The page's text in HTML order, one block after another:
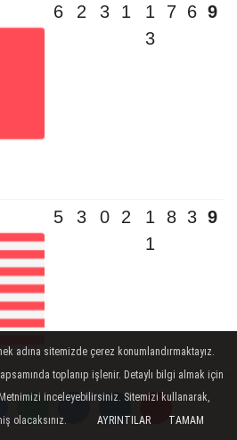
6 2 3 1
1
3
7 6 9
5 3 0 2
1
1
8 3 9
4 2 0
1
5 6
adına sitemizde çerez konumlandırmaktayız.
toplanıp işlenir. Detaylı bilgi almak için
inceleyebilirsiniz. Sitemizi kullanarak,
olacaksınız.
AYRINTILAR TAMAM